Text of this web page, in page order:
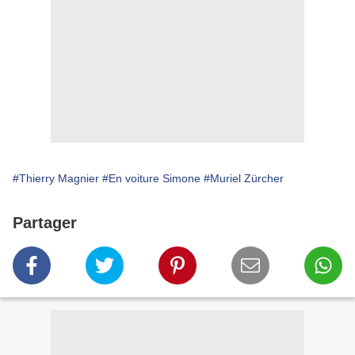
#Thierry Magnier #En voiture Simone #Muriel Zürcher
Partager